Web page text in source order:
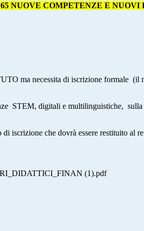
NUOVE COMPETENZE E NUOVI
ma necessita di iscrizione formale (il
STEM, digitali e multilinguistiche,
iscrizione che dovrà essere restituito al
(1).pdf